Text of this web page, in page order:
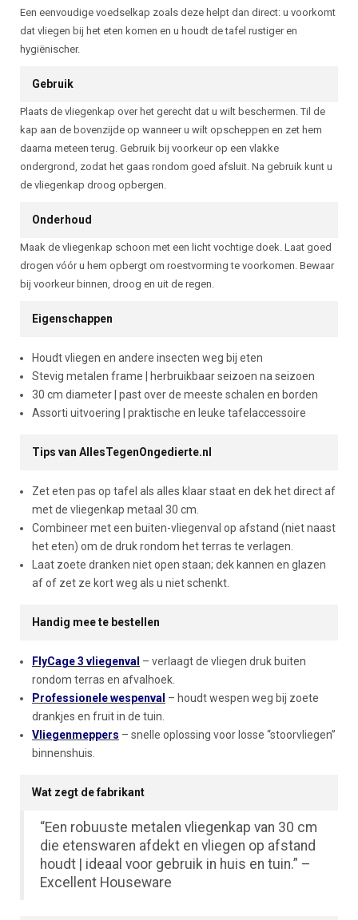
Een eenvoudige voedselkap zoals deze helpt dan direct: u voorkomt
dat vliegen bij het eten komen en u houdt de tafel rustiger en
hygiënischer.
Gebruik
Plaats de vliegenkap over het gerecht dat u wilt beschermen. Til de
kap aan de bovenzijde op wanneer u wilt opscheppen en zet hem
daarna meteen terug. Gebruik bij voorkeur op een vlakke
ondergrond, zodat het gaas rondom goed afsluit. Na gebruik kunt u
de vliegenkap droog opbergen.
Onderhoud
Maak de vliegenkap schoon met een licht vochtige doek. Laat goed
drogen vóór u hem opbergt om roestvorming te voorkomen. Bewaar
bij voorkeur binnen, droog en uit de regen.
Eigenschappen
Houdt vliegen en andere insecten weg bij eten
Stevig metalen frame | herbruikbaar seizoen na seizoen
30 cm diameter | past over de meeste schalen en borden
Assorti uitvoering | praktische en leuke tafelaccessoire
Tips van AllesTegenOngedierte.nl
Zet eten pas op tafel als alles klaar staat en dek het direct af
met de vliegenkap metaal 30 cm.
Combineer met een buiten-vliegenval op afstand (niet naast
het eten) om de druk rondom het terras te verlagen.
Laat zoete dranken niet open staan; dek kannen en glazen
af of zet ze kort weg als u niet schenkt.
Handig mee te bestellen
FlyCage 3 vliegenval – verlaagt de vliegen druk buiten
rondom terras en afvalhoek.
Professionele wespenval – houdt wespen weg bij zoete
drankjes en fruit in de tuin.
Vliegenmeppers – snelle oplossing voor losse “stoorvliegen”
binnenshuis.
Wat zegt de fabrikant
“Een robuuste metalen vliegenkap van 30 cm
die etenswaren afdekt en vliegen op afstand
houdt | ideaal voor gebruik in huis en tuin.” –
Excellent Houseware